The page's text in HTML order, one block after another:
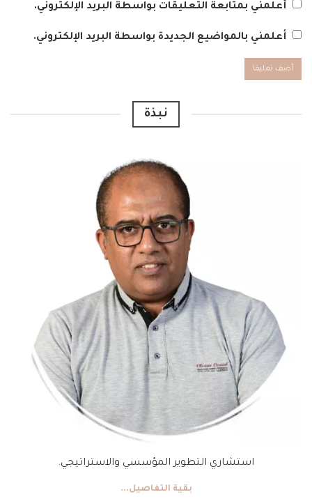
أعلمني بمتابعة التعليقات بواسطة البريد الإلكتروني.
أعلمني بالمواضيع الجديدة بواسطة البريد الإلكتروني.
نبذة
استشاري التطوير المؤسسي والاستراتيجي.
بقية التفاصيل...